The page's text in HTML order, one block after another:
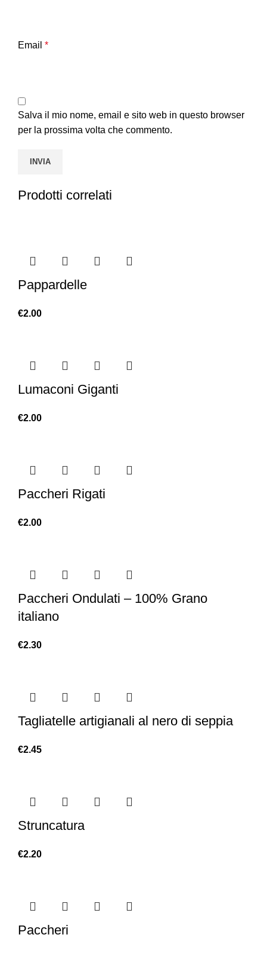
Email *
Salva il mio nome, email e sito web in questo browser
per la prossima volta che commento.
Prodotti correlati
Pappardelle
€2.00
Lumaconi Giganti
€2.00
Paccheri Rigati
€2.00
Paccheri Ondulati – 100% Grano
italiano
€2.30
Tagliatelle artigianali al nero di seppia
€2.45
Struncatura
€2.20
Paccheri